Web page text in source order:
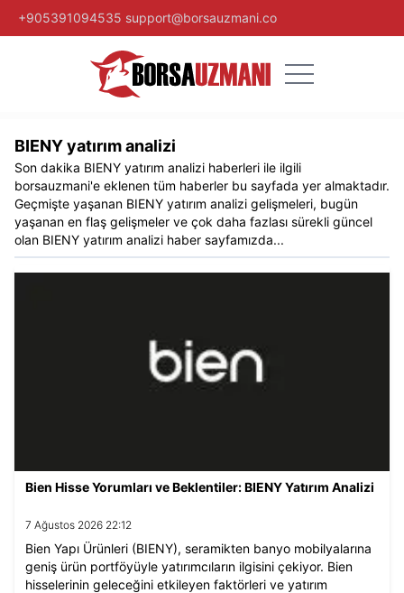
+905391094535 support@borsauzmani.co
BIENY yatırım analizi
Son dakika BIENY yatırım analizi haberleri ile ilgili
borsauzmani'e eklenen tüm haberler bu sayfada yer almaktadır.
Geçmişte yaşanan BIENY yatırım analizi gelişmeleri, bugün
yaşanan en flaş gelişmeler ve çok daha fazlası sürekli güncel
olan BIENY yatırım analizi haber sayfamızda...
Bien Hisse Yorumları ve Beklentiler: BIENY Yatırım Analizi
7 Ağustos 2026 22:12
Bien Yapı Ürünleri (BIENY), seramikten banyo mobilyalarına
geniş ürün portföyüyle yatırımcıların ilgisini çekiyor. Bien
hisselerinin geleceğini etkileyen faktörleri ve yatırım